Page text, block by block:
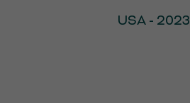
USA - 2023